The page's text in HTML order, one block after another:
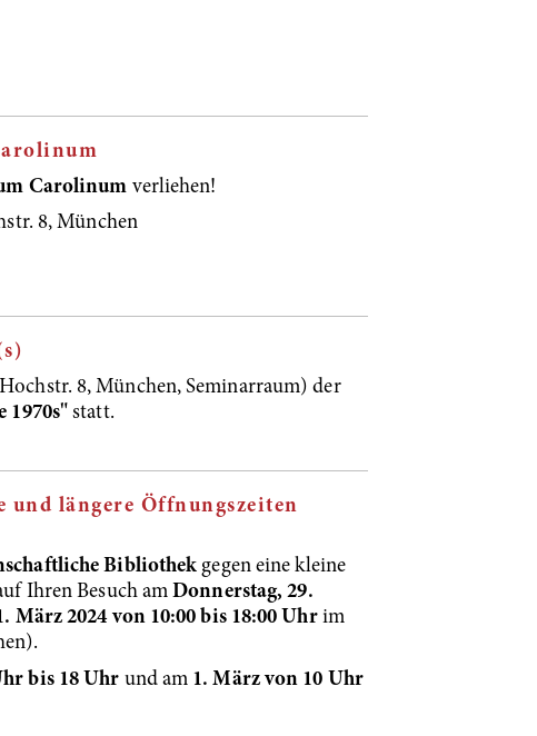
Carolinum verliehen!
8, München
8, München, Seminarraum) der
1970s" statt.
und längere Öffnungszeiten
Bibliothek gegen eine kleine
Ihren Besuch amDonnerstag, 29.
März 2024 von 10:00 bis 18:00 Uhrim
bis 18 Uhr und am 1. März von 10 Uhr